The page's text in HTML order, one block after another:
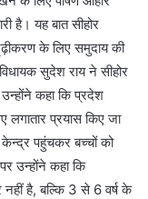
है। यह बात सीहोर
के लिए समुदाय की
सुदेश राय ने सीहोर
कहा कि प्रदेश
लगातार प्रयास किए जा
पहुंचकर बच्चों को
उन्होंने कहा कि
नहीं है, बल्कि 3 से 6 वर्ष के